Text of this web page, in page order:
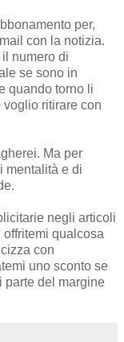
per,
con la notizia.
numero di
se sono in
quando torno li
voglio ritirare con
Ma per
mentalità e di
negli articoli
qualcosa
con
uno sconto se
parte del margine